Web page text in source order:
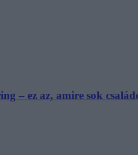
– ez az, amire sok